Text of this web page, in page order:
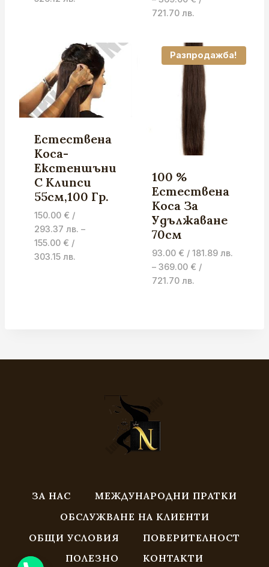
132.98 лв.
through
269.00 €
/
526.12 лв.
721.70 лв.Price
93.00 €
/
181.89 лв.
through
369.00 €
721.70 лв.
Естествена
Коса-
Екстеншъни
С Клипси
55см,100 Гр.
150.00 € /
293.37 лв. –
155.00 € /
303.15 лв.Price
Разпродажба!
100 %
Естествена
Коса За
Удължаване
70см
93.00 € / 181.89 лв.
– 369.00 € /
721.70 лв.Price
369.00 €
ЗА НАС
МЕЖДУНАРОДНИ ПРАТКИ
ОБСЛУЖВАНЕ НА КЛИЕНТИ
ОБЩИ УСЛОВИЯ
ПОВЕРИТЕЛНОСТ
ПОЛЕЗНО
КОНТАКТИ